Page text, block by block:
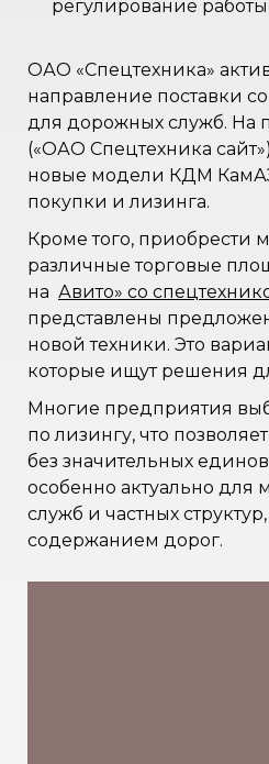
регулирование
ОАО «Спецтехника»
направление поставки
для дорожных служб. На
(«ОАО Спецтехника
новые модели КДМ
покупки и лизинга.
Кроме того,
различные торговые
на Авито» со
представлены
новой техники. Это
которые ищут решения
Многие предприятия
по лизингу, что
без значительных
особенно актуально для
служб и частных
содержанием дорог.